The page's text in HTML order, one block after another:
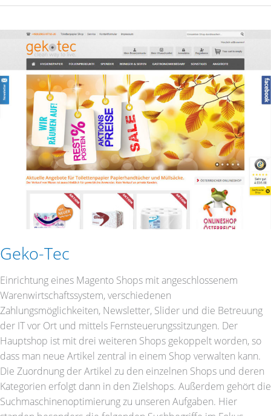
Geko-Tec
Einrichtung eines Magento Shops mit angeschlossenem
Warenwirtschaftssystem, verschiedenen
Zahlungsmöglichkeiten, Newsletter, Slider und die Betreuung
der IT vor Ort und mittels Fernsteuerungssitzungen. Der
Hauptshop ist mit drei weiteren Shops gekoppelt worden, so
dass man neue Artikel zentral in einem Shop verwalten kann.
Die Zuordnung der Artikel zu den einzelnen Shops und deren
Kategorien erfolgt dann in den Zielshops. Außerdem gehört die
Suchmaschinenoptimierung zu unseren Aufgaben. Hier